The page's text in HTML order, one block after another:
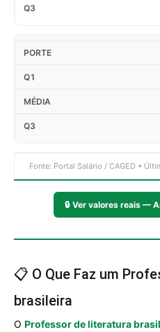
Fonte: Portal Salário / CAGED •
🔒 Ver valores reais —
📋 O Que Faz um
brasileira
O Professor de literatura